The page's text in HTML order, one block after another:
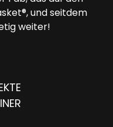
und seitdem
weiter!